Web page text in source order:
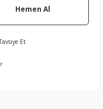
Hemen Al
Et